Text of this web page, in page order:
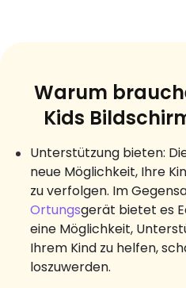
Warum
Kids
Unterstützung bieten:
neue Möglichkeit, Ihre
zu verfolgen. Im
Ortungsgerät bietet es
eine Möglichkeit,
Ihrem Kind zu helfen,
loszuwerden.